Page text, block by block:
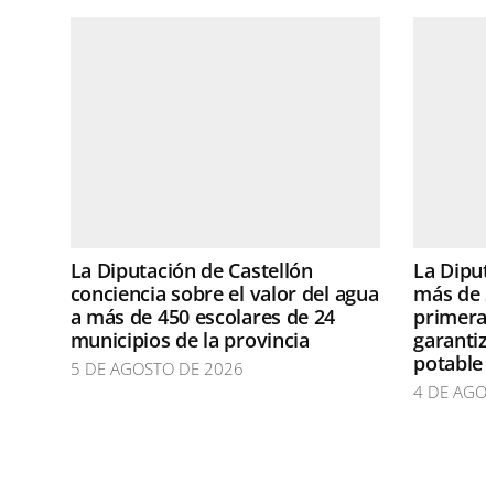
La Diputación de Castellón
conciencia sobre el valor del agua
a más de 450 escolares de 24
municipios de la provincia
5 DE AGOSTO DE 2026
La
más de
4 DE